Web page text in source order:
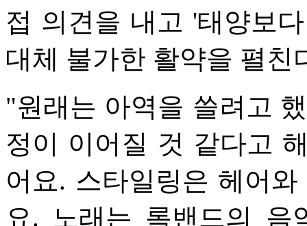
접 의견을 내고 '태양보
대체 불가한 활약을 펼친
"원래는 아역을 쓸려고
정이 이어질 것 같다고
어요. 스타일링은 헤어
요. 노래는 록밴드의 음